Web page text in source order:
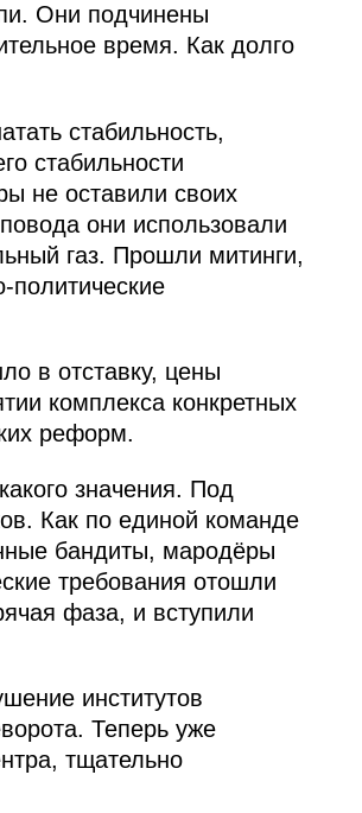
Они подчинены
время. Как долго
стабильность,
стабильности
не оставили своих
они использовали
газ. Прошли митинги,
политические
в отставку, цены
комплекса конкретных
реформ.
значения. Под
Как по единой команде
бандиты, мародёры
требования отошли
фаза, и вступили
институтов
Теперь уже
тщательно